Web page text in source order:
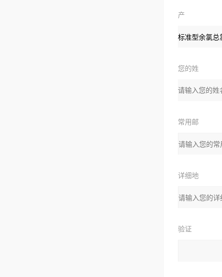
产
品：
您的姓
名：
常用邮
箱：
详细地
址：
验证